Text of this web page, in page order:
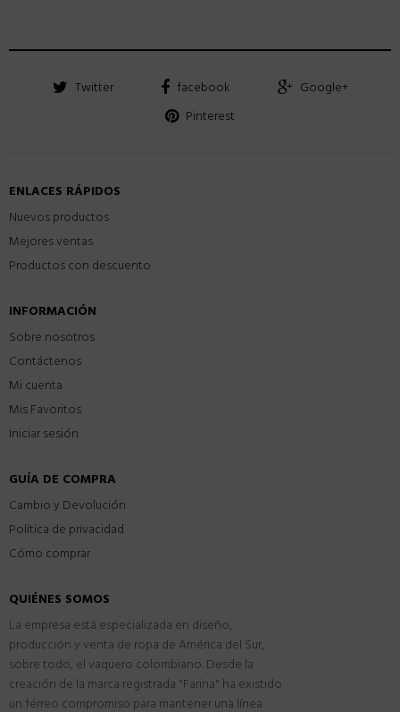
Twitter facebook
Google+
Pinterest
ENLACES RÁPIDOS
Nuevos productos
Mejores ventas
Productos con descuento
INFORMACIÓN
Sobre nosotros
Contáctenos
Mi cuenta
Mis Favoritos
Iniciar sesión
GUÍA DE COMPRA
Cambio y Devolución
Política de privacidad
Cómo comprar
QUIÉNES SOMOS
La empresa está especializada en diseño,
producción y venta de ropa de América del Sur,
sobre todo, el vaquero colombiano. Desde la
creación de la marca registrada "Farina" ha existido
un férreo compromiso para mantener una línea